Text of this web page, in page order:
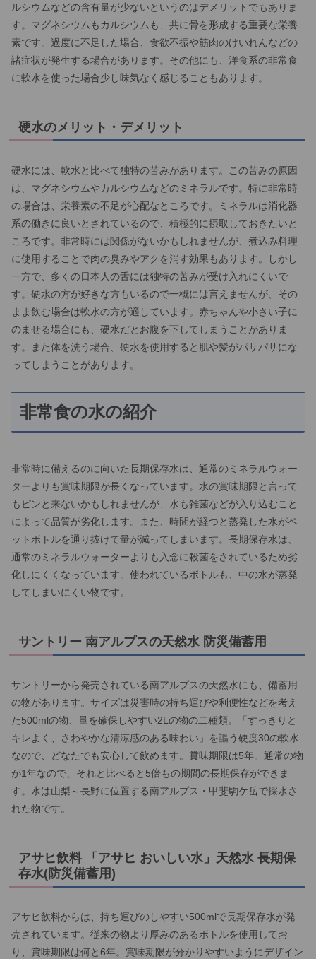
ルシウムなどの含有量が少ないというのはデメリットでもありま
す。マグネシウムもカルシウムも、共に骨を形成する重要な栄養
素です。過度に不足した場合、食欲不振や筋肉のけいれんなどの
諸症状が発生する場合があります。その他にも、洋食系の非常食
に軟水を使った場合少し味気なく感じることもあります。
硬水のメリット・デメリット
硬水には、軟水と比べて独特の苦みがあります。この苦みの原因
は、マグネシウムやカルシウムなどのミネラルです。特に非常時
の場合は、栄養素の不足が心配なところです。ミネラルは消化器
系の働きに良いとされているので、積極的に摂取しておきたいと
ころです。非常時には関係がないかもしれませんが、煮込み料理
に使用することで肉の臭みやアクを消す効果もあります。しかし
一方で、多くの日本人の舌には独特の苦みが受け入れにくいで
す。硬水の方が好きな方もいるので一概には言えませんが、その
まま飲む場合は軟水の方が適しています。赤ちゃんや小さい子に
のませる場合にも、硬水だとお腹を下してしまうことがありま
す。また体を洗う場合、硬水を使用すると肌や髪がパサパサにな
ってしまうことがあります。
非常食の水の紹介
非常時に備えるのに向いた長期保存水は、通常のミネラルウォー
ターよりも賞味期限が長くなっています。水の賞味期限と言って
もピンと来ないかもしれませんが、水も雑菌などが入り込むこと
によって品質が劣化します。また、時間が経つと蒸発した水がペ
ットボトルを通り抜けて量が減ってしまいます。長期保存水は、
通常のミネラルウォーターよりも入念に殺菌をされているため劣
化しにくくなっています。使われているボトルも、中の水が蒸発
してしまいにくい物です。
サントリー 南アルプスの天然水 防災備蓄用
サントリーから発売されている南アルプスの天然水にも、備蓄用
の物があります。サイズは災害時の持ち運びや利便性などを考え
た500mlの物、量を確保しやすい2Lの物の二種類。「すっきりと
キレよく、さわやかな清涼感のある味わい」を謳う硬度30の軟水
なので、どなたでも安心して飲めます。賞味期限は5年。通常の物
が1年なので、それと比べると5倍もの期間の長期保存ができま
す。水は山梨～長野に位置する南アルプス・甲斐駒ケ岳で採水さ
れた物です。
アサヒ飲料 「アサヒ おいしい水」天然水 長期保
存水(防災備蓄用)
アサヒ飲料からは、持ち運びのしやすい500mlで長期保存水が発
売されています。従来の物より厚みのあるボトルを使用してお
り、賞味期限は何と6年。賞味期限が分かりやすいようにデザイン